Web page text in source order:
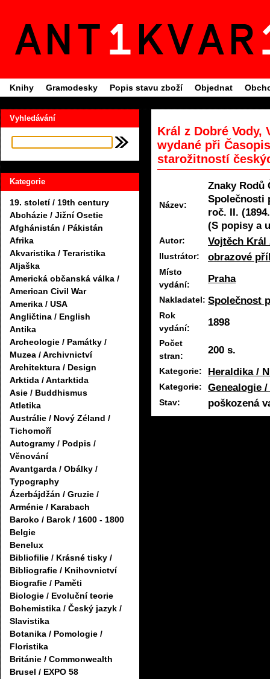
Knihy Gramodesky Popis stavu zboží Objednat
Vyhledávání
Kategorie
19. století / 19th century
Abcházie / Jižní Osetie
Afghánistán / Pákistán
Afrika
Akvaristika / Teraristika
Aljaška
Americká občanská válka /
American Civil War
Amerika / USA
Angličtina / English
Antika
Archeologie / Památky /
Muzea / Archivnictví
Architektura / Design
Arktida / Antarktida
Asie / Buddhismus
Atletika
Austrálie / Nový Zéland /
Tichomoří
Autogramy / Podpis /
Věnování
Avantgarda / Obálky /
Typography
Ázerbájdžán / Gruzie /
Arménie / Karabach
Baroko / Barok / 1600 - 1800
Belgie
Benelux
Bibliofilie / Krásné tisky /
Bibliografie / Knihovnictví
Biografie / Paměti
Biologie / Evoluční teorie
Bohemistika / Český jazyk /
Slavistika
Botanika / Pomologie /
Floristika
Británie / Commonwealth
Brusel / EXPO 58
Král z Dobré Vody,
wydané při
starožitností
Název:
Znaky Rodů
Společnosti
roč. II.
(S popisy a
Autor: Vojtěch Král
Ilustrátor: obrazové
Místo
vydání:
Praha
Nakladatel: Společnost
Rok
vydání:
1898
Počet
stran:
200 s.
Kategorie: Heraldika /
Kategorie: Genealogie
Stav: poškozená